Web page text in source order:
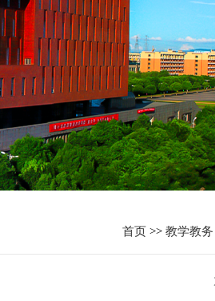
认证概况
工作动态
培养方案
规章制度
资
首页 >> 教学教务